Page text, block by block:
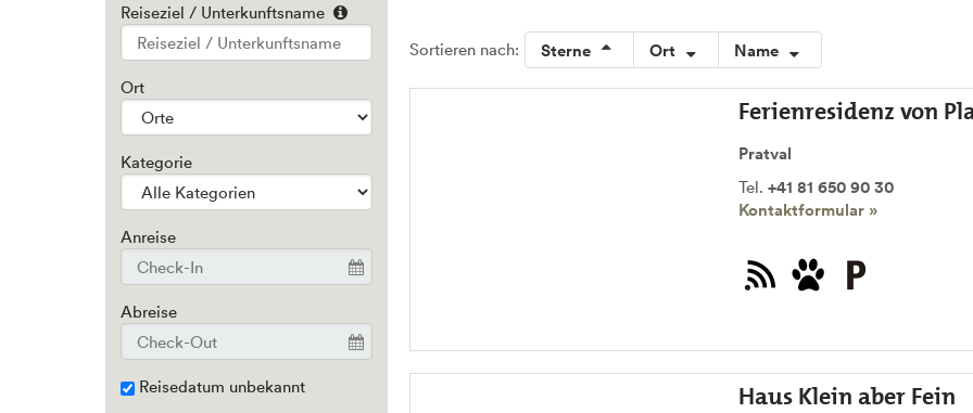
Sortieren nach: Sterne Ort Name
Ferienresidenz von
Pratval
Tel. +41 81 650 90 30
Kontaktformular »
Haus Klein aber Fein
Reiseziel / Unterkunftsname
more
Ort
Kategorie
Anreise
Abreise
Reisedatum unbekannt